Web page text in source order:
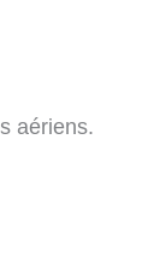
aériens.